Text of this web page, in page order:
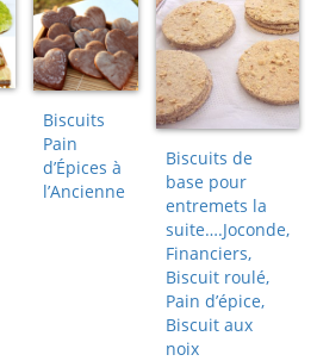
Biscuits
Pain
d’Épices à
l’Ancienne
Biscuits de
base pour
entremets la
suite….Joconde,
Financiers,
Biscuit roulé,
Pain d’épice,
Biscuit aux
noix